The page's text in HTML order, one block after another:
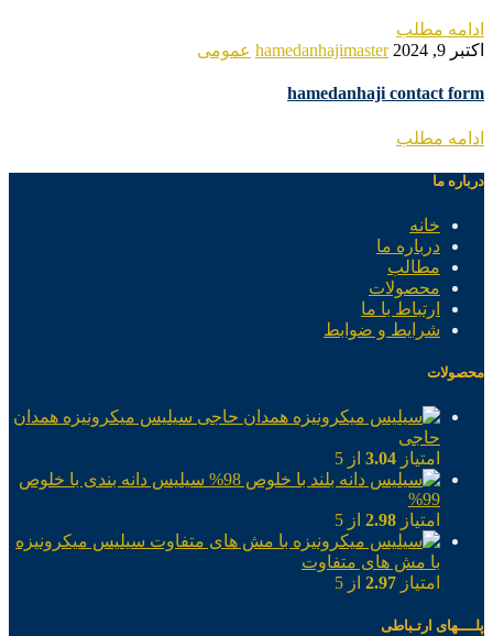
ادامه مطلب
اکتبر 9, 2024
hamedanhajimaster عمومی
hamedanhaji contact form
ادامه مطلب
درباره ما
خانه
درباره ما
مطالب
محصولات
ارتباط با ما
شرایط و ضوابط
محصولات
سیلیس میکرونیزه همدان
حاجی
امتیاز 3.04 از 5
سیلیس دانه بندی با خلوص
99%
امتیاز 2.98 از 5
سیلیس میکرونیزه
با مش های متفاوت
امتیاز 2.97 از 5
پلــــهای ارتـباطی